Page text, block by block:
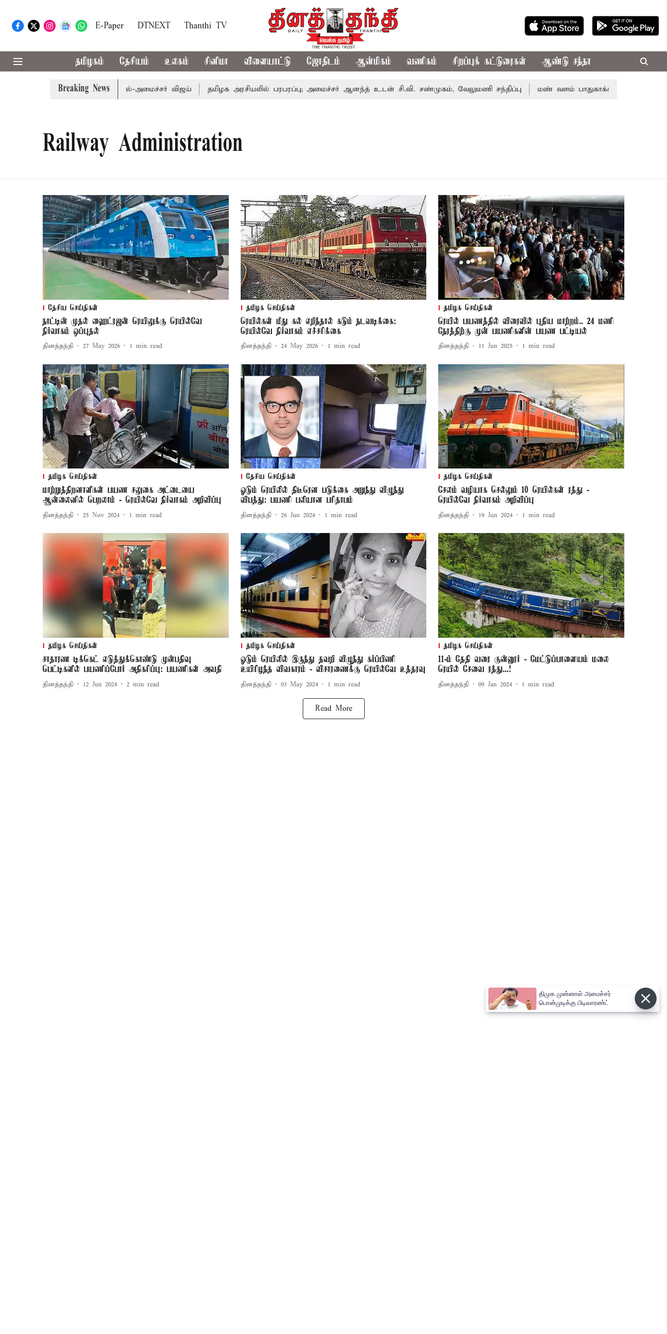
E-Paper DTNEXT Thanthi TV
தமிழகம் தேசியம் உலகம் சினிமா விளையாட்டு ஜோதிடம் ஆன்மிகம் வணிகம் சிறப்புக் கட்டுரைகள் ஆண்டு சந்தா
Breaking News
வேளாண் பட்ஜெட்: முதல்-அமைச்சர் விஜய் தமிழக அரசியலில் பரபரப்பு; அமைச்சர் ஆனந்த் உடன் சி.வி. சண்முகம், வேலுமணி சந்திப்பு மண் வளம் பாதுகாக்க ரசாயன உரம்
Railway Administration
தேசிய செய்திகள்
நாட்டின் முதல் ஹைட்ரஜன் ரெயிலுக்கு ரெயில்வே
நிர்வாகம் ஒப்புதல்
தினத்தந்தி 27 May 2026 1 min read
தமிழக செய்திகள்
ரெயில்கள் மீது கல் எறிந்தால் கடும் நடவடிக்கை:
ரெயில்வே நிர்வாகம் எச்சரிக்கை
தினத்தந்தி 24 May 2026 1 min read
தமிழக செய்திகள்
ரெயில் பயணத்தில் விரைவில் புதிய மாற்றம்.. 24 மணி
நேரத்திற்கு முன் பயணிகளின் பயண பட்டியல்
தினத்தந்தி 11 Jun 2025 1 min read
தமிழக செய்திகள்
மாற்றுத்திறனாளிகள் பயண சலுகை அட்டையை
ஆன்லைனில் பெறலாம் - ரெயில்வே நிர்வாகம் அறிவிப்பு
தினத்தந்தி 25 Nov 2024 1 min read
தேசிய செய்திகள்
ஓடும் ரெயிலில் திடீரென படுக்கை அறுந்து விழுந்து
விபத்து: பயணி பலியான பரிதாபம்
தினத்தந்தி 26 Jun 2024 1 min read
தமிழக செய்திகள்
சேலம் வழியாக செல்லும் 10 ரெயில்கள் ரத்து -
ரெயில்வே நிர்வாகம் அறிவிப்பு
தினத்தந்தி 19 Jun 2024 1 min read
தமிழக செய்திகள்
சாதாரண டிக்கெட் எடுத்துக்கொண்டு முன்பதிவு
பெட்டிகளில் பயணிப்போர் அதிகரிப்பு: பயணிகள் அவதி
தினத்தந்தி 12 Jun 2024 2 min read
தமிழக செய்திகள்
ஓடும் ரெயிலில் இருந்து தவறி விழுந்து கர்ப்பிணி
உயிரிழந்த விவகாரம் - விசாரணைக்கு ரெயில்வே உத்தரவு
தினத்தந்தி 03 May 2024 1 min read
தமிழக செய்திகள்
11-ம் தேதி வரை குன்னூர் - மேட்டுப்பாளையம் மலை
ரெயில் சேவை ரத்து...!
தினத்தந்தி 09 Jan 2024 1 min read
Read More
திமுக முன்னாள் அமைச்சர்
பொன்முடிக்கு பிடிவாரண்ட்